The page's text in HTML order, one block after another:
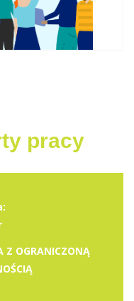
pracy
Z OGRANICZONĄ